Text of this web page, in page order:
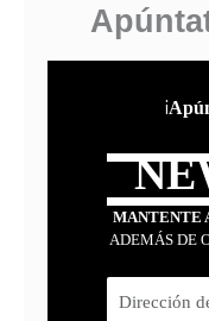
¡
MANTENTE
ADEMÁS DE